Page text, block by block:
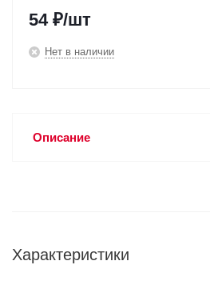
54₽/шт
Нет в наличии
Описание
Характеристики